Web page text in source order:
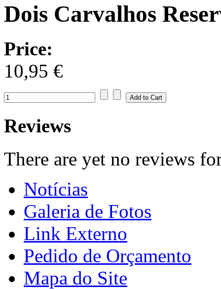
Dois Carvalhos
Price:
10,95 €
Reviews
There are yet no reviews
Notícias
Galeria de Fotos
Link Externo
Pedido de Orçamento
Mapa do Site